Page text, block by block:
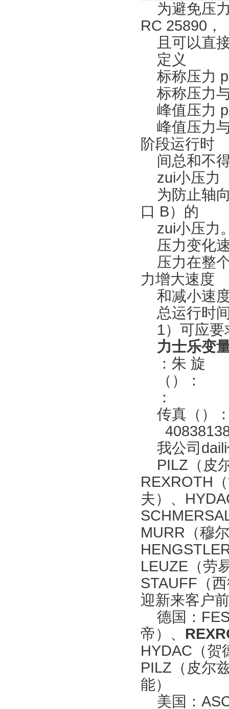
为避免压
RC 25890，
且可以直
定义
标称压力
标称压力
峰值压力
峰值压力
阶段运行时
间总和不
zui小压力
为防止轴
口 B）的
zui小压力
压力变化
压力在整
力增大速度
和减小速
总运行时
1）可应要
力士乐变
：朱 旋
（）：
：
传真（）
我公司daili
PILZ（皮
REXROTH
夫）、
MURR（穆
LEUZE（劳
STAUFF（
迎新来客户
德国：
帝）、
HYDAC（贺
PILZ（皮尔
能）
美国：